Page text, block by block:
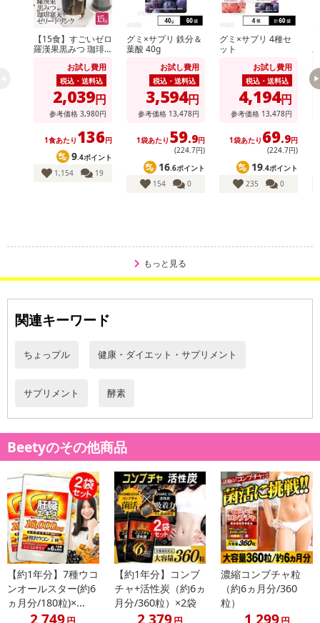
・代表的な食材：大豆・ダイコン・もやし・レンコン・ナシ・ニン
ニク 『白の食材は日々の生活のエネルギー源として欠かせない栄養
素を含んでおります。
【黒の力】
・代表的な食材：アサイー・昆布・黒胡麻・のり・黒砂糖 『黒の食
材で有名なモノには豊富なポリフェノールが含まれており外皮など
◆様々な種類の食材を使うことでより栄養素が凝縮 野菜・野草・果
物・キノコ・海藻類など丹念にじっくりと熟成、醗酵をする事で栄
野菜とは一般的には食用となる植物のことであり、多種多様な栄養
給できるなどバランスの取れた食生活には欠かせない素材です。
野草はその名の通り、野原などに自生する植物の事であり、昔から
高いものが多く、
大自然の中で育った野草には豊富な栄養素が含まれているとされオ
ススメされております。
【果物】
ンを豊富に含むものや糖分・カリウムなどを含む物など豊富な種類
があり
生活するうえで注目すべき成分が含まれているとされています。
【キノコ】
キノコには、様々な栄養素が含まれていることから今もテレビや雑
誌などで紹介されつづけ前向きな生活を考える方たちから人気を得
ている注目の素材となっております。
【15食】すごいゼロ
羅漢果黒みつ 珈琲
お試し費用
税込・送料込
2,039円
参考価格 3,980円
1食あたり 136円
9.4ポイント
1,154
19
グミ×サプリ 鉄分＆
葉酸 40g
お試し費用
税込・送料込
3,594円
参考価格 13,478円
1袋あたり 59.9円
(224.7円)
16.6ポイント
154
0
グミ×サプリ 4種セ
ット
お試し費用
税込・送料込
4,194円
参考価格 13,478円
1袋あたり 69.9円
(224.7円)
19.4ポイント
235
0
もっと見る
関連キーワード
ちょっプル 健康・ダイエット・サプリメント
サプリメント 酵素
Beetyのその他商品
【約1年分】7種ウコ
ンオールスター(約6
ヵ月分/180粒)×...
2,749
【約1年分】コンブ
チャ+活性炭（約6ヵ
月分/360粒）×2袋
2,379
濃縮コンブチャ粒
（約6ヵ月分/360
粒）
1,299